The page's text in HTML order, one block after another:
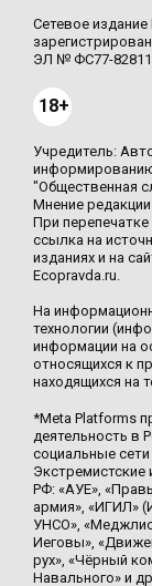
Сетевое
ЭЛ № ФС77-
18+
Учредитель:
"Общественная
Мнение
При
ссылка на
изданиях и на
Ecopravda.ru.
На
технологии
информации на
относящихся к
находящихся на
*Meta Platforms
деятельность в
социальные
Экстремистские
РФ: «АУЕ»,
армия», «ИГИЛ»
УНСО»,
Иеговы»,
рух», «Чёрный
Навального» и